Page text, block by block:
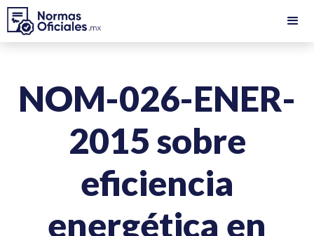
NOM-026-ENER-
2015 sobre
eficiencia
energética en